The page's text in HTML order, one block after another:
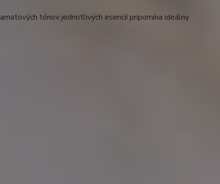
tónov jednotlivých esencií pripomína ideálny